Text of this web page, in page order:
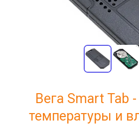
Вега Smart Tab
температуры и